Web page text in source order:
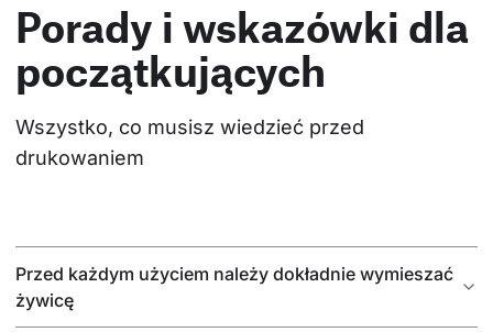
Porady i wskazówki dla
początkujących
Wszystko, co musisz wiedzieć przed
drukowaniem
Przed każdym użyciem należy dokładnie wymieszać
żywicę